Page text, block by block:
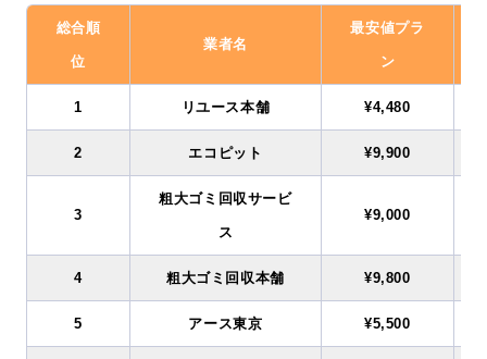
総合順
位
業者名
最安値プラ
ン
1 リユース本舗 ¥4,480
2 エコピット ¥9,900
3
粗大ゴミ回収サービ
ス
¥9,000
4 粗大ゴミ回収本舗 ¥9,800
5 アース東京 ¥5,500